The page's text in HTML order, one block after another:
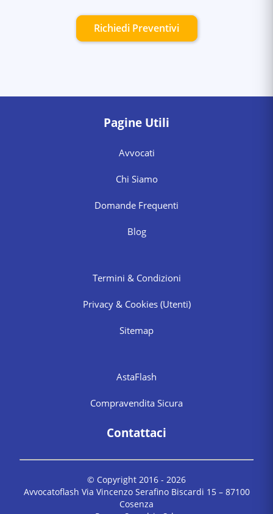
Richiedi Preventivi
Pagine Utili
Avvocati
Chi Siamo
Domande Frequenti
Blog
Termini & Condizioni
Privacy & Cookies (Utenti)
Sitemap
AstaFlash
Compravendita Sicura
Contattaci
© Copyright 2016 - 2026
Avvocatoflash Via Vincenzo Serafino Biscardi 15 – 87100
Cosenza